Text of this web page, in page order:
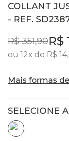
COLLANT
- REF.
R$ 351,90R$
ou 12x de R$ 14,
Mais formas